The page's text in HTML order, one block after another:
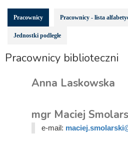
Pracownicy Pracownicy - lista
Jednostki podległe
Pracownicy biblioteczni
Anna Laskowska
mgr Maciej
e-mail: